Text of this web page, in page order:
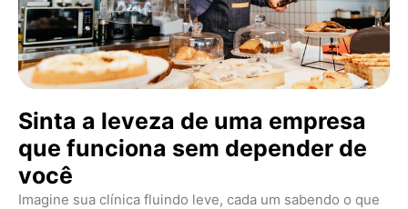
Sinta a leveza de uma empresa
que funciona sem depender de
você
Imagine sua clínica fluindo leve, cada um sabendo o que